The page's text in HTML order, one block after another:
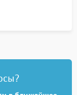
в поддоне.